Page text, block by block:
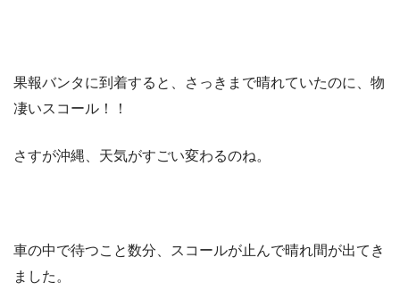
果報バンタに到着すると、さっきまで晴れていたのに、物
凄いスコール！！
さすが沖縄、天気がすごい変わるのね。
車の中で待つこと数分、スコールが止んで晴れ間が出てき
ました。